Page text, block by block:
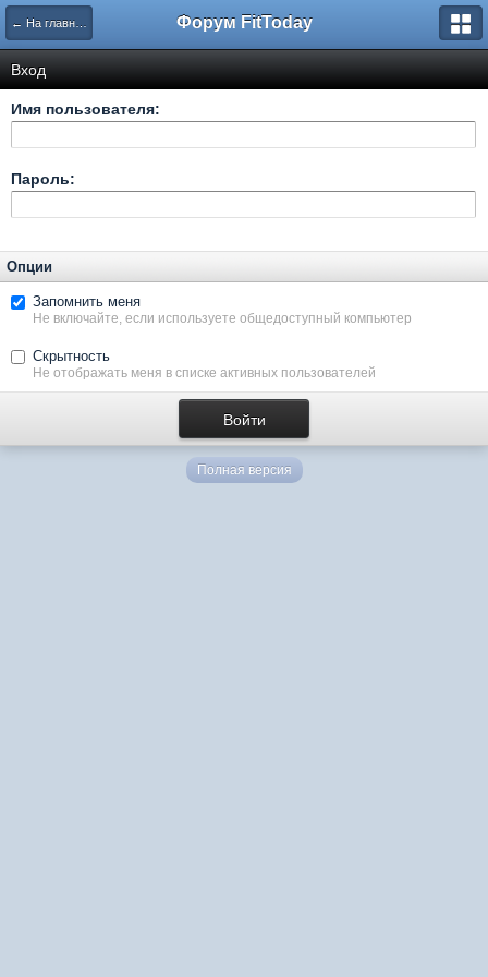
← На главную Форум FitToday
Вход
Имя пользователя:
Пароль:
Опции
Запомнить меня
Не включайте, если используете общедоступный компьютер
Скрытность
Не отображать меня в списке активных пользователей
Полная версия